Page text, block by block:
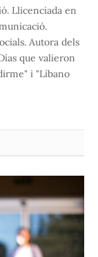
Llicenciada en
Autora dels
que valieron
i "Líbano